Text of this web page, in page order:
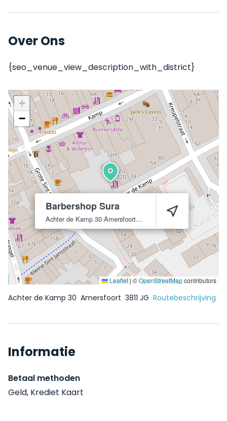
Over Ons
{seo_venue_view_description_with_district}
Barbershop Sura
Achter de Kamp 30 Amersfoort 3811 JG
+
−
Leaflet | ©OpenStreetMapcontributors
Achter de Kamp 30 Amersfoort 3811 JG Routebeschrijving
Informatie
Betaal methoden
Geld, Krediet Kaart